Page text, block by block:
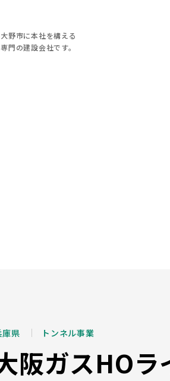
野市に本社を構える
門の建設会社です。
庫県 トンネル事業
阪ガスHO